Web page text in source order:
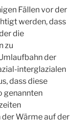
Fällen vor der
werden, dass
die
zu
der
interglazialen
dass diese
genannten
Wärme auf der